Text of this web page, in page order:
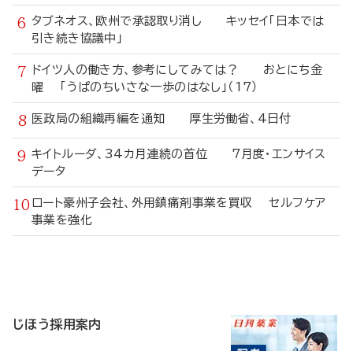
タブネオス、欧州で承認取り消し キッセイ「日本では
引き続き協議中」
ドイツ人の働き方、参考にしてみては？ おとにち金
曜 「うぱのちいさな一歩のはなし」（17）
医政局の組織再編を通知 厚生労働省、4日付
キイトルーダ、34カ月連続の首位 7月度・エンサイス
データ
ロート豪州子会社、外用鎮痛剤事業を買収 セルフケア
事業を強化
じほう採用案内